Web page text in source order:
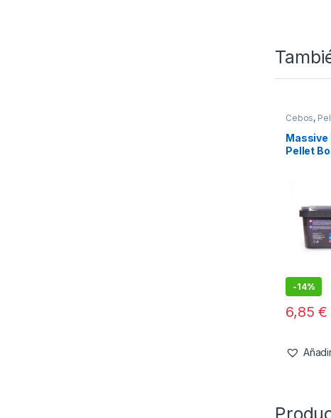
Cebos,
Massive
Pellet
-14%
6,85€